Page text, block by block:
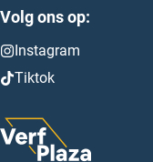
Volg ons op:
Instagram
Tiktok